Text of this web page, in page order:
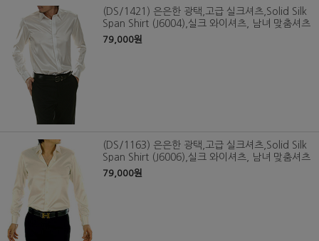
(DS/1421) 은은한 광택,고급 실크셔츠,Solid Silk
Span Shirt (J6004),실크 와이셔츠, 남녀 맞춤셔츠
79,000원
(DS/1163) 은은한 광택,고급 실크셔츠,Solid Silk
Span Shirt (J6006),실크 와이셔츠, 남녀 맞춤셔츠
79,000원